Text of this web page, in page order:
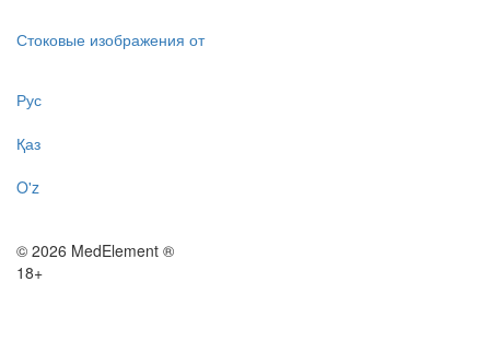
Стоковые изображения от
Рус
Қаз
O'z
© 2026 MedElement ®
18+